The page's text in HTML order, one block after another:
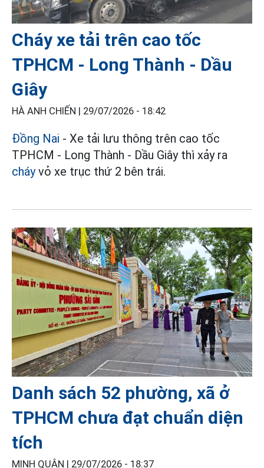
Cháy xe tải trên cao tốc
TPHCM - Long Thành - Dầu
Giây
HÀ ANH CHIẾN | 29/07/2026 - 18:42
Đồng Nai - Xe tải lưu thông trên cao tốc
TPHCM - Long Thành - Dầu Giây thì xảy ra
cháyvỏ xe trục thứ 2 bên trái.
Danh sách 52 phường, xã ở
TPHCM chưa đạt chuẩn diện
tích
MINH QUÂN | 29/07/2026 - 18:37